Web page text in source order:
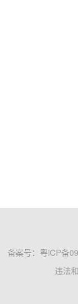
备案号： 粤ICP备
违法